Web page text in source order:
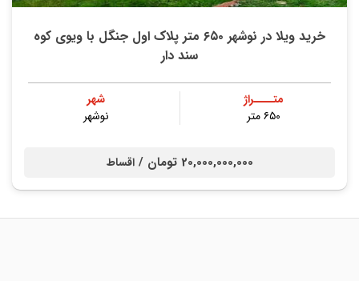
خرید ویلا در نوشهر ۶۵۰ متر پلاک اول جنگل با ویوی کوه
سند دار
متــــراژ
۶۵۰ متر
شهر
نوشهر
20,000,000,000 تومان / اقساط